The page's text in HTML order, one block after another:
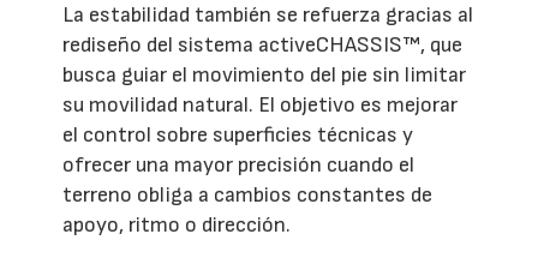
La estabilidad también se refuerza gracias al
rediseño del sistema activeCHASSIS™, que
busca guiar el movimiento del pie sin limitar
su movilidad natural. El objetivo es mejorar
el control sobre superficies técnicas y
ofrecer una mayor precisión cuando el
terreno obliga a cambios constantes de
apoyo, ritmo o dirección.